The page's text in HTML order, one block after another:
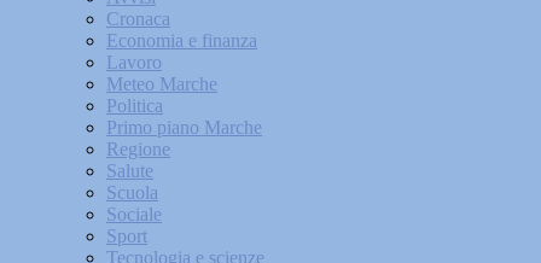
Cronaca
Economia e finanza
Lavoro
Meteo Marche
Politica
Primo piano Marche
Regione
Salute
Scuola
Sociale
Sport
Tecnologia e scienze